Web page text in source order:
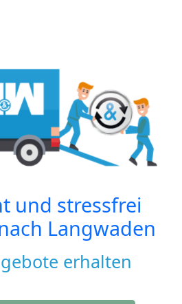
und stressfrei
Langwaden
erhalten